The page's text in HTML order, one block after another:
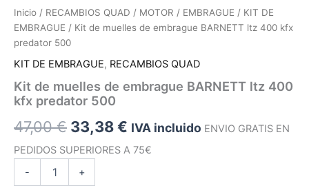
Inicio / RECAMBIOS QUAD / MOTOR / EMBRAGUE / KIT DE
EMBRAGUE / Kit de muelles de embrague BARNETT ltz 400 kfx
predator 500
KIT DE EMBRAGUE, RECAMBIOS QUAD
Kit de muelles de embrague BARNETT ltz 400
kfx predator 500
47,00€ El
precio
original
33,38€ El
precio
IVA incluido ENVIO GRATIS EN
PEDIDOS SUPERIORES A 75€
-
+